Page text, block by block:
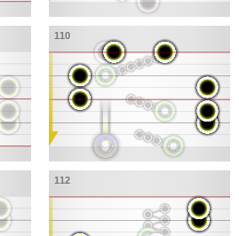
110
112